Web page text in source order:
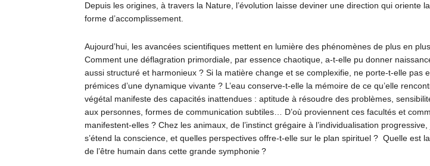
Depuis les origines, à travers la Nature, l’évolution laisse deviner une direction qui oriente
forme d’accomplissement.
Aujourd’hui, les avancées scientifiques mettent en lumière des phénomènes de plus en
Comment une déflagration primordiale, par essence chaotique, a-t-elle pu donner
aussi structuré et harmonieux ? Si la matière change et se complexifie, ne porte-t-elle pas
prémices d’une dynamique vivante ? L’eau conserve-t-elle la mémoire de ce qu’elle
végétal manifeste des capacités inattendues : aptitude à résoudre des problèmes,
aux personnes, formes de communication subtiles… D’où proviennent ces facultés et
manifestent-elles ? Chez les animaux, de l’instinct grégaire à l’individualisation progressive,
s’étend la conscience, et quelles perspectives offre-t-elle sur le plan spirituel ? Quelle est
de l’être humain dans cette grande symphonie ?